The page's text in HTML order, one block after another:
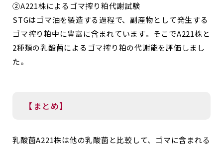
②A221株によるゴマ搾り粕代謝試験
STGはゴマ油を製造する過程で、副産物として発生する
ゴマ搾り粕中に豊富に含まれています。そこでA221株と
2種類の乳酸菌によるゴマ搾り粕の代謝能を評価しまし
た。
【まとめ】
乳酸菌A221株は他の乳酸菌と比較して、ゴマに含まれる